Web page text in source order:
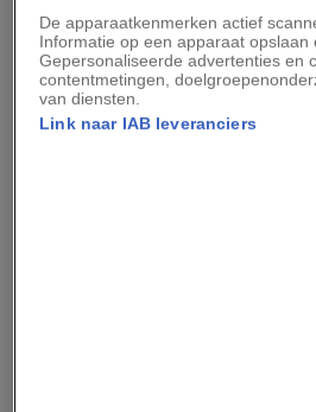
ROBIN BAKS
Robin Baks beklimt een berg in Zwitserland.
De apparaatkenmerken actief
Informatie op een apparaat opslaan
Gepersonaliseerde advertenties en
contentmetingen,
van diensten.
Link naar IAB leveranciers